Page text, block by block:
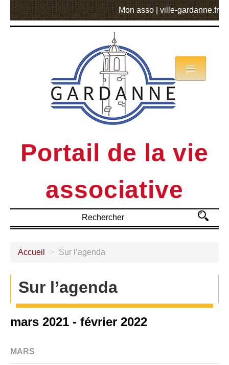
Mon asso ville-gardanne.fr
Portail de la vie
associative
Annuaire
Actualités
MVA
Accueil > Sur l’agenda
Sur l’agenda
mars 2021 - février 2022
MARS